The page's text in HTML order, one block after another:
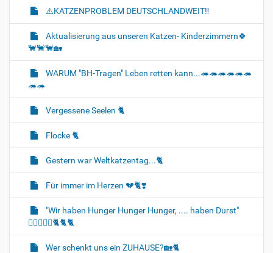
⚠️KATZENPROBLEM DEUTSCHLANDWEIT‼️
Aktualisierung aus unseren Katzen- Kinderzimmern🍀
🐈‍🐈‍🐈‍🏡
WARUM "BH-Tragen" Leben retten kann...🦔🦔🦔🦔🦔🦔
🦔🦔
Vergessene Seelen 🐈‍
Flocke 🐈‍
Gestern war Weltkatzentag...🐈‍
Für immer im Herzen 💔🐈‍❣️
"Wir haben Hunger Hunger Hunger, .... haben Durst"
🐈‍🐈‍🐈‍🍼🍛🐈‍🐈‍🐈‍
Wer schenkt uns ein ZUHAUSE?🏡🐈‍